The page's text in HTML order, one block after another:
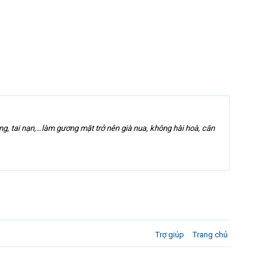
tai nạn,…làm gương mặt trở nên già nua, không hài hoà, cân
Trợ giúp Trang chủ